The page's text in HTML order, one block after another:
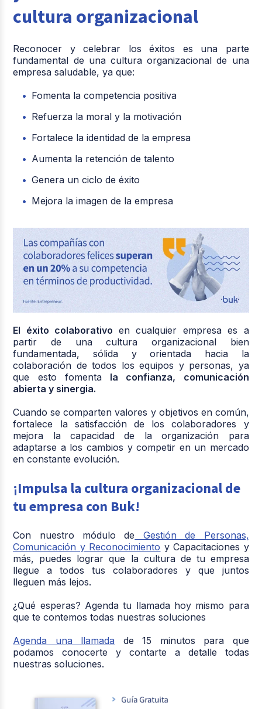
cultura organizacional
Reconocer y celebrar los éxitos es una parte
fundamental de una cultura organizacional de una
empresa saludable, ya que:
Fomenta la competencia positiva
Refuerza la moral y la motivación
Fortalece la identidad de la empresa
Aumenta la retención de talento
Genera un ciclo de éxito
Mejora la imagen de la empresa
El éxito colaborativo en cualquier empresa es a
partir de una cultura organizacional bien
fundamentada, sólida y orientada hacia la
colaboración de todos los equipos y personas, ya
que esto fomenta la confianza, comunicación
abierta y sinergia.
Cuando se comparten valores y objetivos en común,
fortalece la satisfacción de los colaboradores y
mejora la capacidad de la organización para
adaptarse a los cambios y competir en un mercado
en constante evolución.
¡Impulsa la cultura organizacional de
tu empresa con Buk!
Con nuestro módulo de Gestión de Personas,
Comunicación y Reconocimiento y Capacitaciones y
más, puedes lograr que la cultura de tu empresa
llegue a todos tus colaboradores y que juntos
lleguen más lejos.
¿Qué esperas? Agenda tu llamada hoy mismo para
que te contemos todas nuestras soluciones
Agenda una llamada de 15 minutos para que
podamos conocerte y contarte a detalle todas
nuestras soluciones.